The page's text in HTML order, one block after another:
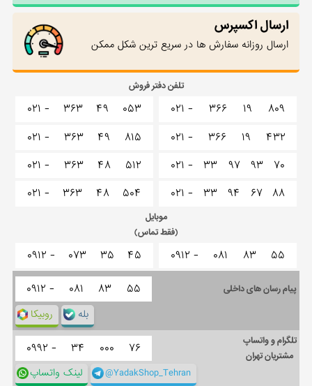
ارسال اکسپرس
ارسال روزانه سفارش ها در سریع ترین شکل ممکن
تلفن دفتر فروش
۰۲۱ - ۳۶۶ ۱۹
۸۰۹
۰۲۱ -
۳۶۶ ۱۹
۴۳۲
۰۲۱ -
۳۳ ۹۷ ۹۳
۷۰
۰۲۱ -
۳۳ ۹۴ ۶۷ ۸۸
۰۲۱ - ۳۶۳ ۴۹
۰۵۳
۰۲۱ -
۳۶۳ ۴۹
۸۱۵
۰۲۱ -
۳۶۳ ۴۸
۵۱۲
۰۲۱ -
۳۶۳ ۴۸ ۵۰۴
موبایل
(فقط تماس)
۰۹۱۲ - ۰۸۱ ۸۳ ۵۵ ۰۹۱۲ - ۰۷۳ ۳۵ ۴۵
پیام رسان های داخلی ۰۹۱۲ - ۰۸۱ ۸۳ ۵۵
روبیکا بله
تلگرام و واتساپ
مشتریان تهران
۰۹۹۲ - ۳۴ ۰۰۰ ۷۶
لینک واتساپ @YadakShop_Tehran